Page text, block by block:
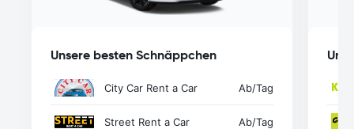
Unsere besten Schnäppchen
City Car Rent a Car Ab/Tag
Street Rent a Car Ab/Tag